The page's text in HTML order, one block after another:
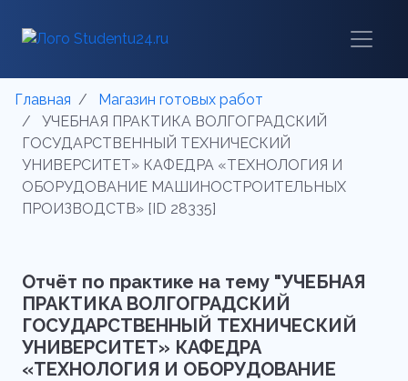
Главная
Магазин готовых работ
УЧЕБНАЯ ПРАКТИКА ВОЛГОГРАДСКИЙ
ГОСУДАРСТВЕННЫЙ ТЕХНИЧЕСКИЙ
УНИВЕРСИТЕТ» КАФЕДРА «ТЕХНОЛОГИЯ И
ОБОРУДОВАНИЕ МАШИНОСТРОИТЕЛЬНЫХ
ПРОИЗВОДСТВ» [ID 28335]
Отчёт по практике на тему "УЧЕБНАЯ
ПРАКТИКА ВОЛГОГРАДСКИЙ
ГОСУДАРСТВЕННЫЙ ТЕХНИЧЕСКИЙ
УНИВЕРСИТЕТ» КАФЕДРА
«ТЕХНОЛОГИЯ И ОБОРУДОВАНИЕ